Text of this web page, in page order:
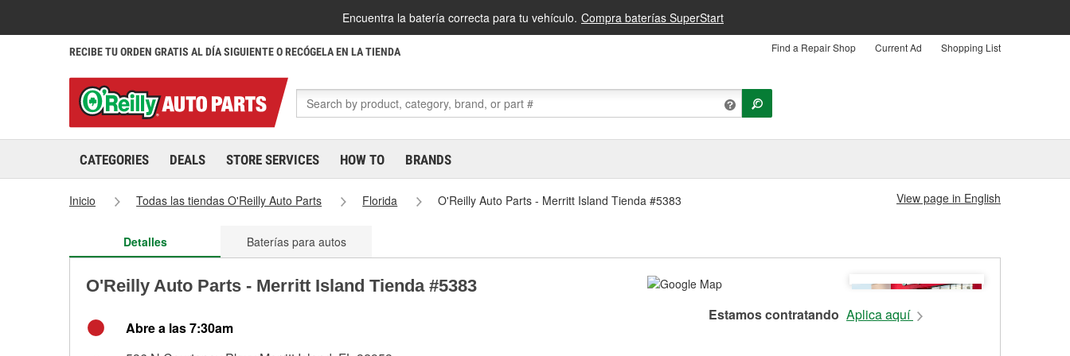
Encuentra la batería correcta para tu vehículo. Compra baterías SuperStart
RECIBE TU ORDEN GRATIS AL DÍA SIGUIENTE O RECÓGELA EN LA TIENDA Find a Repair Shop Current Ad Shopping List
CATEGORIES DEALS STORE SERVICES HOW TO BRANDS
Inicio Todas las tiendas O'Reilly Auto Parts Florida O'Reilly Auto Parts - Merritt Island Tienda #5383 View page in English
Detalles Baterías para autos
O'Reilly Auto Parts - Merritt Island Tienda #5383
Abre a las 7:30am
Estamos contratando Aplica aquí